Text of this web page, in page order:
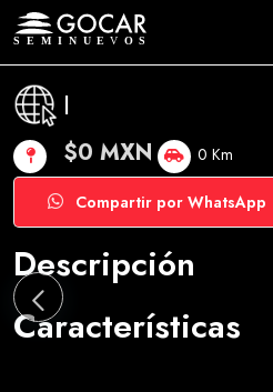
|
$0 MXN 0 Km
Compartir por WhatsApp
Descripción
Características